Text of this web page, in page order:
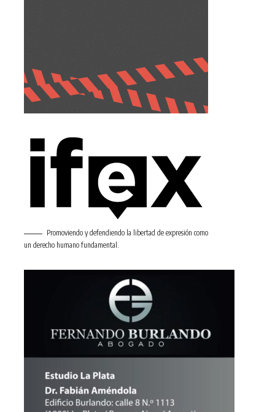
Promoviendo y defendiendo la libertad de expresión como
un derecho humano fundamental.